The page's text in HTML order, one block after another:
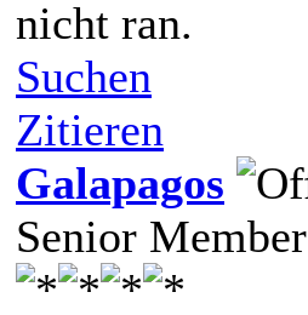
nicht ran.
Suchen
Zitieren
Galapagos
Senior Member